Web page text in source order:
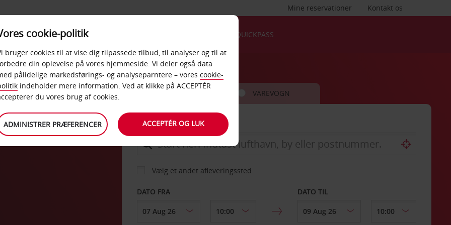
Kontakt os
Mine reservationer
PRODUKTER &
KONTORER
QUICKPASS
BIL VAREVOGN
AFHENT FRA
Vælg et andet afleveringssted
DATO FRA DATO TIL
cookie-politik
bruger cookies til at vise dig tilpassede tilbud, til analyser og til at
din oplevelse på vores hjemmeside. Vi deler også data
pålidelige markedsførings- og analyseparntere – vores cookie-
indeholder mere information. Ved at klikke på ACCEPTÉR
du vores brug af cookies.
ADMINISTRER PRÆFERENCER ACCEPTÉR OG LUK